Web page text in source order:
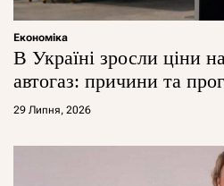
Економіка
В Україні зросли ціни
автогаз: причини та
29 Липня, 2026